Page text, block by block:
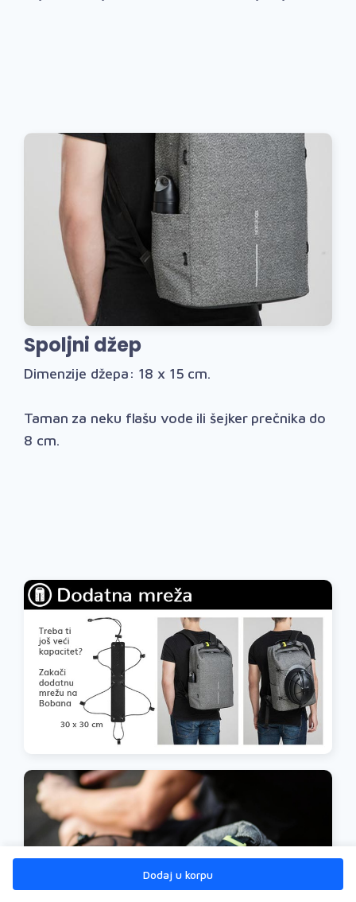
Spoljni džep
Dimenzije džepa: 18 x 15 cm.
Taman za neku flašu vode ili šejker prečnika do
8 cm.
Dodaj u korpu